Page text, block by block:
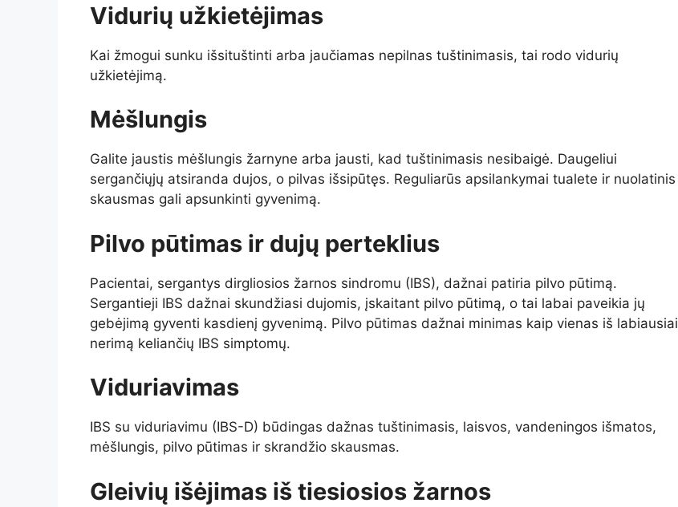
Vidurių užkietėjimas
Kai žmogui sunku išsituštinti arba jaučiamas nepilnas tuštinimasis, tai rodo vidurių
užkietėjimą.
Mėšlungis
Galite jaustis mėšlungis žarnyne arba jausti, kad tuštinimasis nesibaigė. Daugeliui
sergančiųjų atsiranda dujos, o pilvas išsipūtęs. Reguliarūs apsilankymai tualete ir nuolatinis
skausmas gali apsunkinti gyvenimą.
Pilvo pūtimas ir dujų perteklius
Pacientai, sergantys dirgliosios žarnos sindromu (IBS), dažnai patiria pilvo pūtimą.
Sergantieji IBS dažnai skundžiasi dujomis, įskaitant pilvo pūtimą, o tai labai paveikia jų
gebėjimą gyventi kasdienį gyvenimą. Pilvo pūtimas dažnai minimas kaip vienas iš labiausiai
nerimą keliančių IBS simptomų.
Viduriavimas
IBS su viduriavimu (IBS-D) būdingas dažnas tuštinimasis, laisvos, vandeningos išmatos,
mėšlungis, pilvo pūtimas ir skrandžio skausmas.
Gleivių išėjimas iš tiesiosios žarnos